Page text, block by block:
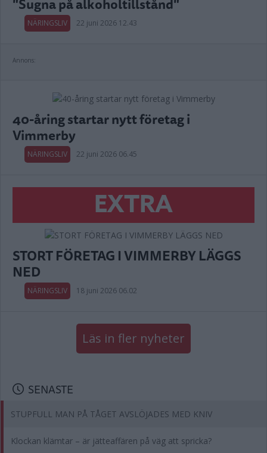
NÄRINGSLIV 22 juni 2026 12.43
Annons:
40-åring startar nytt företag i
Vimmerby
NÄRINGSLIV 22 juni 2026 06.45
EXTRA
STORT FÖRETAG I VIMMERBY LÄGGS
NED
NÄRINGSLIV 18 juni 2026 06.02
Läs in fler nyheter
SENASTE
STUPFULL MAN PÅ TÅGET AVSLÖJADES MED KNIV
Klockan klämtar – är jätteaffären på väg att spricka?